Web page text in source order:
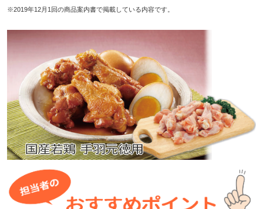
※2019年12月1回の商品案内書で掲載している内容です。